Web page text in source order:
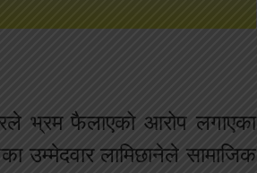
भ्रम फैलाएको आरोप लगाएका
उम्मेदवार लामिछानेले सामाजिक